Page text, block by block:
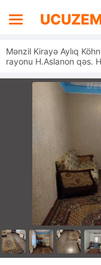
Mənzil Kirayə Aylıq
rayonu H.Aslanon qəs.